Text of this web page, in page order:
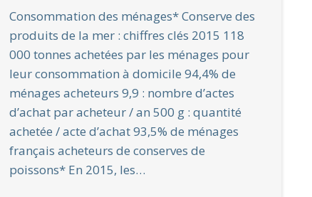
Consommation des ménages* Conserve des
produits de la mer : chiffres clés 2015 118
000 tonnes achetées par les ménages pour
leur consommation à domicile 94,4% de
ménages acheteurs 9,9 : nombre d’actes
d’achat par acheteur / an 500 g : quantité
achetée / acte d’achat 93,5% de ménages
français acheteurs de conserves de
poissons* En 2015, les…